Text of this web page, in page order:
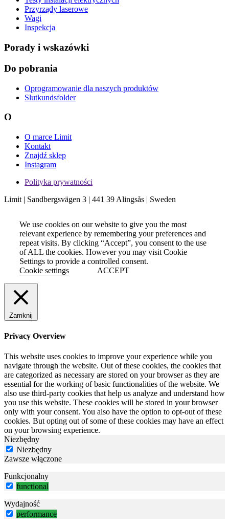
Przyrządy laserowe
Wagi
Inspekcja
Porady i wskazówki
Do pobrania
Oprogramowanie dla naszych produktów
Slutkundsfolder
O
O marce Limit
Kontakt
Znajdź sklep
Instagram
Polityka prywatności
Limit | Sandbergsvägen 3 | 441 39 Alingsås | Sweden
We use cookies on our website to give you the most
relevant experience by remembering your preferences and
repeat visits. By clicking “Accept”, you consent to the use
of ALL the cookies. However you may visit Cookie
Settings to provide a controlled consent.
Cookie settings
ACCEPT
Zamknij
Privacy Overview
This website uses cookies to improve your experience while you
navigate through the website. Out of these cookies, the cookies that
are categorized as necessary are stored on your browser as they are
essential for the working of basic functionalities of the website. We
also use third-party cookies that help us analyze and understand how
you use this website. These cookies will be stored in your browser
only with your consent. You also have the option to opt-out of these
cookies. But opting out of some of these cookies may have an effect
on your browsing experience.
Niezbędny
Niezbędny
Zawsze włączone
Funkcjonalny
functional
Wydajność
performance